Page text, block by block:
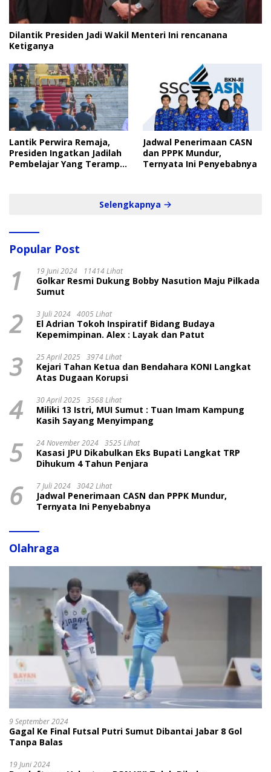
Dilantik Presiden Jadi Wakil Menteri Ini rencanana
Ketiganya
Lantik Perwira Remaja,
Presiden Ingatkan Jadilah
Pembelajar Yang Terampil
Jadwal Penerimaan CASN
dan PPPK Mundur,
Ternyata Ini Penyebabnya
Selengkapnya
Popular Post
1 19 Juni 2024 11414 Lihat
Golkar Resmi Dukung Bobby Nasution Maju Pilkada
Sumut
2 3 Juli 2024 4005 Lihat
El Adrian Tokoh Inspiratif Bidang Budaya
Kepemimpinan. Alex : Layak dan Patut
3 25 April 2025 3974 Lihat
Kejari Tahan Ketua dan Bendahara KONI Langkat
Atas Dugaan Korupsi
4 30 April 2025 3568 Lihat
Miliki 13 Istri, MUI Sumut : Tuan Imam Kampung
Kasih Sayang Menyimpang
5 24 November 2024 3525 Lihat
Kasasi JPU Dikabulkan Eks Bupati Langkat TRP
Dihukum 4 Tahun Penjara
6 7 Juli 2024 3042 Lihat
Jadwal Penerimaan CASN dan PPPK Mundur,
Ternyata Ini Penyebabnya
Olahraga
9 September 2024
Gagal Ke Final Futsal Putri Sumut Dibantai Jabar 8 Gol
Tanpa Balas
19 Juni 2024